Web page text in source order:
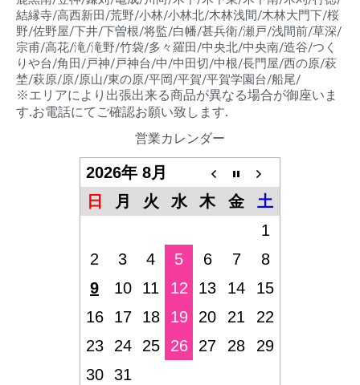
結縁寺/高西新田/荒野/小林/小林北/木林浅間/木林大門下/桜
野/佐野屋/下井/下曽根/将監/白幡/甚兵衛/瀬戸/浅間前/草深/
宗甫/高花/滝/滝野/竹袋/多々羅田/中央北/中央南/造谷/つく
りや台/角田/戸神/戸神台/中/中田切/中根/長門屋/西の原/萩
埜/萩原/原/原山/東の原/平岡/平賀/平賀学園台/船尾/
※エリアにより出張出来る商品が異なる場合が御座いま
す.お電話にてご確認お願い致します.
営業カレンダー
2026年 8月
日
月 火 水 木 金
土
1
2
3 4 5 6 7
8
9
10 11 12 13 14
15
16
17 18 19 20 21
22
23
24 25 26 27 28
29
30
31